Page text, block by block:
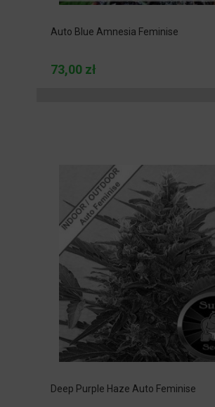
Auto Blue Amnesia Feminise
73,00 zł
Deep Purple Haze Auto Feminise